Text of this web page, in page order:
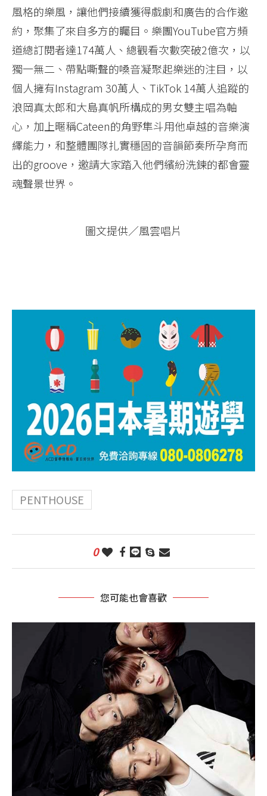
風格的樂風，讓他們接續獲得戲劇和廣告的合作邀
約，聚集了來自多方的矚目。樂團YouTube官方頻
道總訂閱者達174萬人、總觀看次數突破2億次，以
獨一無二、帶點嘶聲的嗓音凝聚起樂迷的注目，以
個人擁有Instagram 30萬人、TikTok 14萬人追蹤的
浪岡真太郎和大島真帆所構成的男女雙主唱為軸
心，加上暱稱Cateen的角野隼斗用他卓越的音樂演
繹能力，和整體團隊扎實穩固的音韻節奏所孕育而
出的groove，邀請大家踏入他們繽紛洗鍊的都會靈
魂聲景世界。
圖文提供／風雲唱片
PENTHOUSE
0
您可能也會喜歡